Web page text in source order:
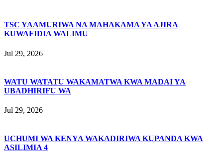
TSC YAAMURIWA NA MAHAKAMA YA AJIRA
KUWAFIDIA WALIMU
Jul 29, 2026
WATU WATATU WAKAMATWA KWA MADAI YA
UBADHIRIFU WA
Jul 29, 2026
UCHUMI WA KENYA WAKADIRIWA KUPANDA KWA
ASILIMIA 4